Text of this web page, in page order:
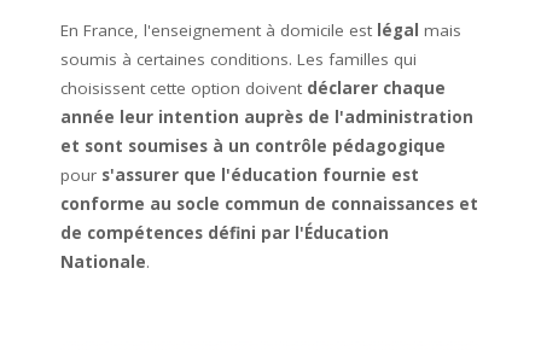
En France, l'enseignement à domicile est légal mais
soumis à certaines conditions. Les familles qui
choisissent cette option doivent déclarer chaque
année leur intention auprès de l'administration
et sont soumises à un contrôle pédagogique
pour s'assurer que l'éducation fournie est
conforme au socle commun de connaissances et
de compétences défini par l'Éducation
Nationale.